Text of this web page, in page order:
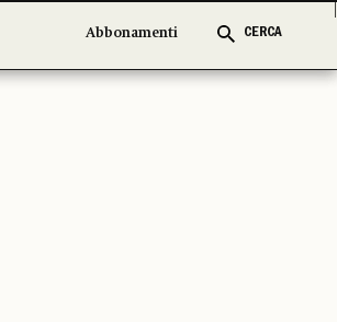
Abbonamenti CERCA
Abbonamenti CERCA